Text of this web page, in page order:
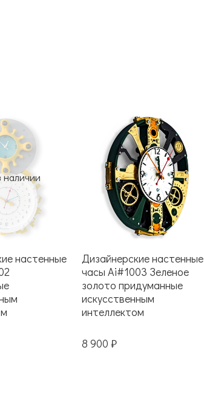
наличии
настенные
Дизайнерские настенные
часы Ai#1003 Зеленое
золото придуманные
искусственным
интеллектом
8 900 ₽